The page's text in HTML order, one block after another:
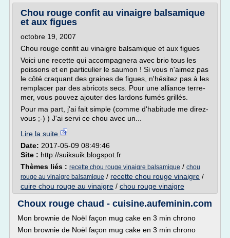
Chou rouge confit au vinaigre balsamique
et aux figues
octobre 19, 2007
Chou rouge confit au vinaigre balsamique et aux figues
Voici une recette qui accompagnera avec brio tous les
poissons et en particulier le saumon ! Si vous n'aimez pas
le côté craquant des graines de figues, n'hésitez pas à les
remplacer par des abricots secs. Pour une alliance terre-
mer, vous pouvez ajouter des lardons fumés grillés.
Pour ma part, j'ai fait simple (comme d'habitude me direz-
vous ;-) ) J'ai servi ce chou avec un...
Lire la suite
Date: 2017-05-09 08:49:46
Site : http://suiksuik.blogspot.fr
Thèmes liés : recette chou rouge vinaigre balsamique / chou
rouge au vinaigre balsamique / recette chou rouge vinaigre /
cuire chou rouge au vinaigre / chou rouge vinaigre
Choux rouge chaud - cuisine.aufeminin.com
Mon brownie de Noël façon mug cake en 3 min chrono
Mon brownie de Noël façon mug cake en 3 min chrono